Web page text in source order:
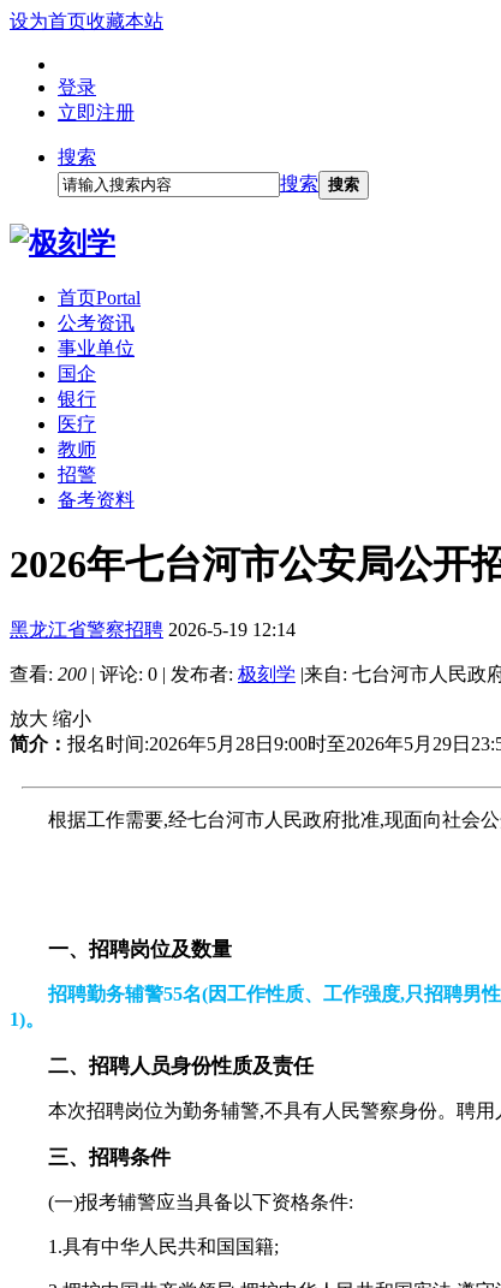
设为首页收藏本站
登录
立即注册
搜索
搜索 搜索
首页Portal
公考资讯
事业单位
国企
银行
医疗
教师
招警
备考资料
2026年七台河市公安局公开
黑龙江省警察招聘 2026-5-19 12:14
查看: 200 | 评论: 0 | 发布者: 极刻学 |来自: 七台河市人民政
放大 缩小
简介： 报名时间:2026年5月28日9:00时至2026年5月29日
根据工作需要,经七台河市人民政府批准,现面向社会
一、招聘岗位及数量
招聘勤务辅警55名(因工作性质、工作强度,只招聘男
1)。
二、招聘人员身份性质及责任
本次招聘岗位为勤务辅警,不具有人民警察身份。聘
三、招聘条件
(一)报考辅警应当具备以下资格条件:
1.具有中华人民共和国国籍;